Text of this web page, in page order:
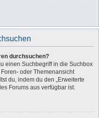
durchsuchen?
einen Suchbegriff in die Suchbox
oder Themenansicht
du, indem du den „Erweiterte
Forums aus verfügbar ist.